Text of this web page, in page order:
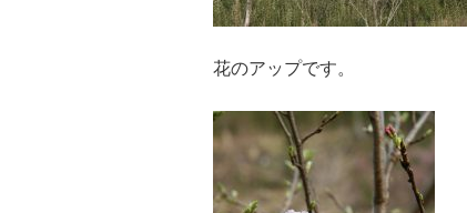
花のアップです。